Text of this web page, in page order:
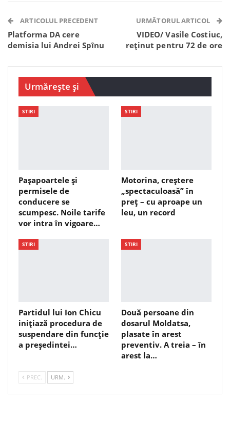
Telegram WhatsApp Viber
ARTICOLUL PRECEDENT
Platforma DA cere
demisia lui Andrei Spînu
URMĂTORUL ARTICOL
VIDEO/ Vasile Costiuc,
reținut pentru 72 de ore
Urmărește și
STIRI
Pașapoartele și
permisele de
conducere se
scumpesc. Noile tarife
vor intra în vigoare…
STIRI
Motorina, creștere
„spectaculoasă” în
preț – cu aproape un
leu, un record
STIRI
Partidul lui Ion Chicu
inițiază procedura de
suspendare din funcție
a președintei…
STIRI
Două persoane din
dosarul Moldatsa,
plasate în arest
preventiv. A treia – în
arest la…
PREC. URM.